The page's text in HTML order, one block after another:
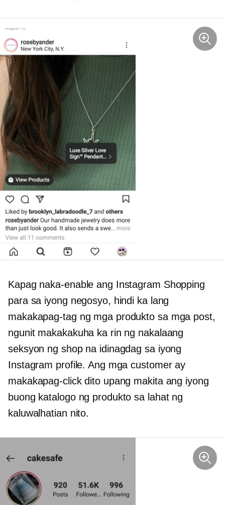
Kapag naka-enable ang Instagram Shopping
para sa iyong negosyo, hindi ka lang
makakapag-tag ng mga produkto sa mga post,
ngunit makakakuha ka rin ng nakalaang
seksyon ng shop na idinagdag sa iyong
Instagram profile. Ang mga customer ay
makakapag-click dito upang makita ang iyong
buong katalogo ng produkto sa lahat ng
kaluwalhatian nito.